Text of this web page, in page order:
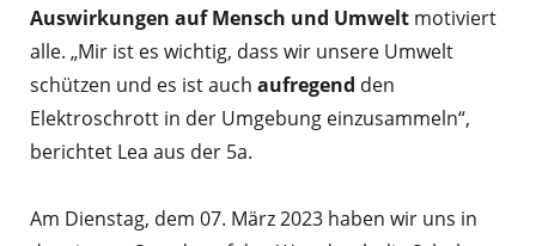
Auswirkungen auf Mensch und Umwelt motiviert
alle. „Mir ist es wichtig, dass wir unsere Umwelt
schützen und es ist auch aufregend den
Elektroschrott in der Umgebung einzusammeln“,
berichtet Lea aus der 5a.
Am Dienstag, dem 07. März 2023 haben wir uns in